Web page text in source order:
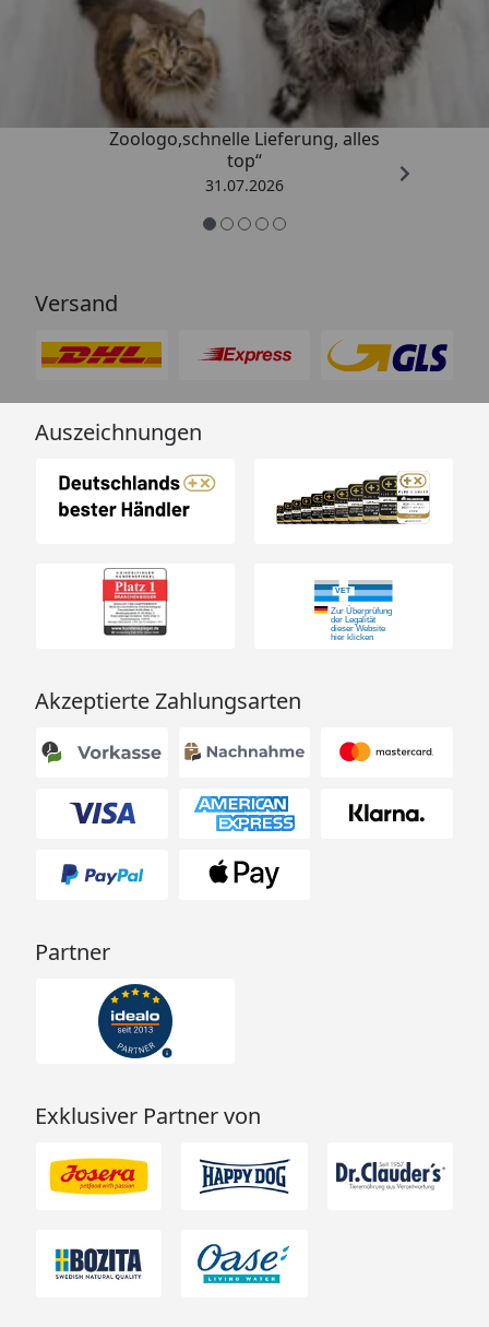
4,74/ 5
„Gute Erfahrung mit
Zoologo,schnelle Lieferung, alles
top“
31.07.2026
Versand
Auszeichnungen
Akzeptierte Zahlungsarten
Partner
Exklusiver Partner von